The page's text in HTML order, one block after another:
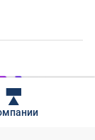
защищены.